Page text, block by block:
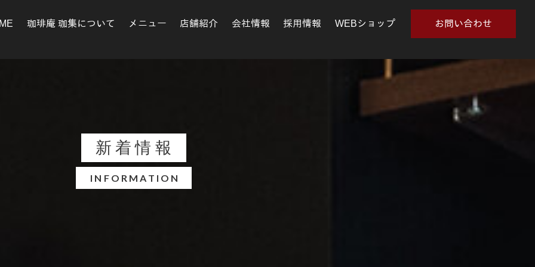
珈琲庵 珈集について メニュー 店舗紹介 会社情報 採用情報 WEBショップ お問い合わせ
新着情報
INFORMATION